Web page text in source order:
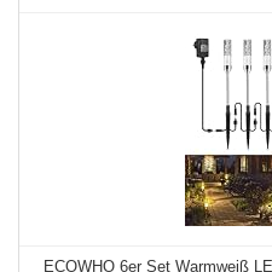
ECOWHO 6er Set Warmweiß